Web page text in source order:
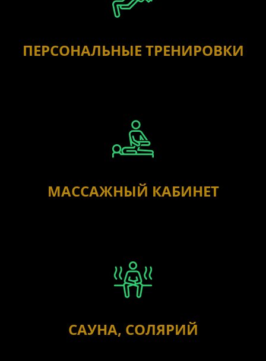
ПЕРСОНАЛЬНЫЕ ТРЕНИРОВКИ
МАССАЖНЫЙ КАБИНЕТ
САУНА, СОЛЯРИЙ